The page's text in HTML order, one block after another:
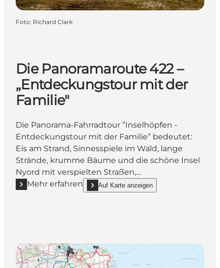
Foto: Richard Clark
Die Panoramaroute 422 –
„Entdeckungstour mit der
Familie"
Die Panorama-Fahrradtour ”Inselhöpfen -
Entdeckungstour mit der Familie” bedeutet:
Eis am Strand, Sinnesspiele im Wald, lange
Strände, krumme Bäume und die schöne Insel
Nyord mit verspielten Straßen,…
Mehr erfahren
Mehr erfahren "Die Panoramaroute 422 –
Auf Karte anzeigen
show Die Panoramaroute 422 –